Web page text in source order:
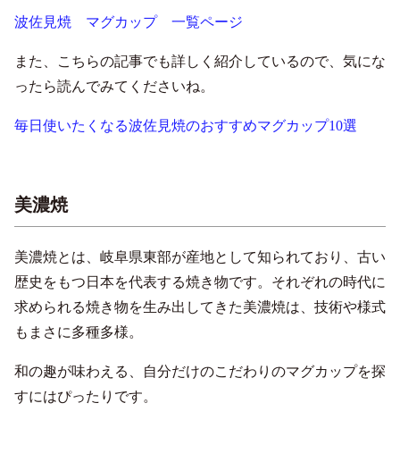
波佐見焼 マグカップ 一覧ページ
また、こちらの記事でも詳しく紹介しているので、気にな
ったら読んでみてくださいね。
毎日使いたくなる波佐見焼のおすすめマグカップ10選
美濃焼
美濃焼とは、岐阜県東部が産地として知られており、古い
歴史をもつ日本を代表する焼き物です。それぞれの時代に
求められる焼き物を生み出してきた美濃焼は、技術や様式
もまさに多種多様。
和の趣が味わえる、自分だけのこだわりのマグカップを探
すにはぴったりです。